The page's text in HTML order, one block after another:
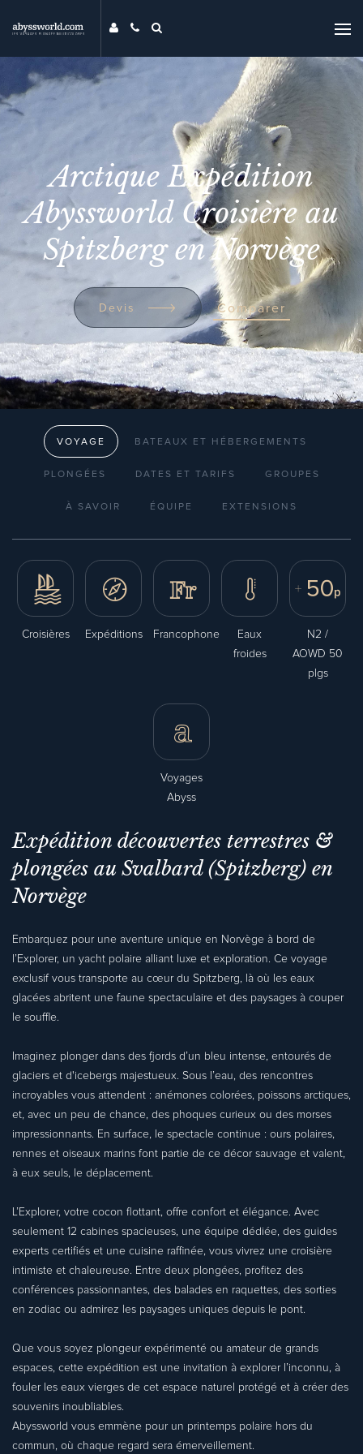
MAG
MON ABYSS
CONTACT
COMPARER
UNIVERS ABYSS
RECHERCHER
EVENTS
Arctique Expédition
Abyssworld Croisière au
Spitzberg en Norvège
Devis Comparer
VOYAGE BATEAUX ET HÉBERGEMENTS
PLONGÉES DATES ET TARIFS GROUPES
À SAVOIR ÉQUIPE EXTENSIONS
Croisières Expéditions Francophone
Eaux
froides
N2 /
AOWD 50
plgs
Voyages
Abyss
Expédition découvertes terrestres &
plongées au Svalbard (Spitzberg) en
Norvège
Embarquez pour une aventure unique en Norvège à bord de
l’Explorer, un yacht polaire alliant luxe et exploration. Ce voyage
exclusif vous transporte au cœur du Spitzberg, là où les eaux
glacées abritent une faune spectaculaire et des paysages à couper
le souffle.
Imaginez plonger dans des fjords d’un bleu intense, entourés de
glaciers et d'icebergs majestueux. Sous l’eau, des rencontres
incroyables vous attendent : anémones colorées, poissons arctiques,
et, avec un peu de chance, des phoques curieux ou des morses
impressionnants. En surface, le spectacle continue : ours polaires,
rennes et oiseaux marins font partie de ce décor sauvage et valent,
à eux seuls, le déplacement.
L’Explorer, votre cocon flottant, offre confort et élégance. Avec
seulement 12 cabines spacieuses, une équipe dédiée, des guides
experts certifiés et une cuisine raffinée, vous vivrez une croisière
intimiste et chaleureuse. Entre deux plongées, profitez des
conférences passionnantes, des balades en raquettes, des sorties
en zodiac ou admirez les paysages uniques depuis le pont.
Que vous soyez plongeur expérimenté ou amateur de grands
espaces, cette expédition est une invitation à explorer l’inconnu, à
fouler les eaux vierges de cet espace naturel protégé et à créer des
souvenirs inoubliables.
Abyssworld vous emmène pour un printemps polaire hors du
commun, où chaque regard sera émerveillement.